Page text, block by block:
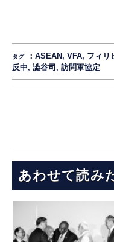
タグ ：ASEAN,VFA, フィリ
反中,澁谷司,訪問軍協定
あわせて読み